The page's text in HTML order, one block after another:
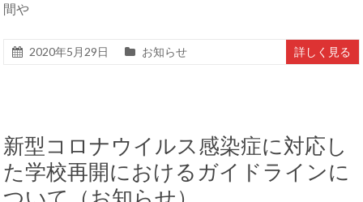
間や
2020年5月29日 お知らせ 詳しく見る
新型コロナウイルス感染症に対応し
た学校再開におけるガイドラインに